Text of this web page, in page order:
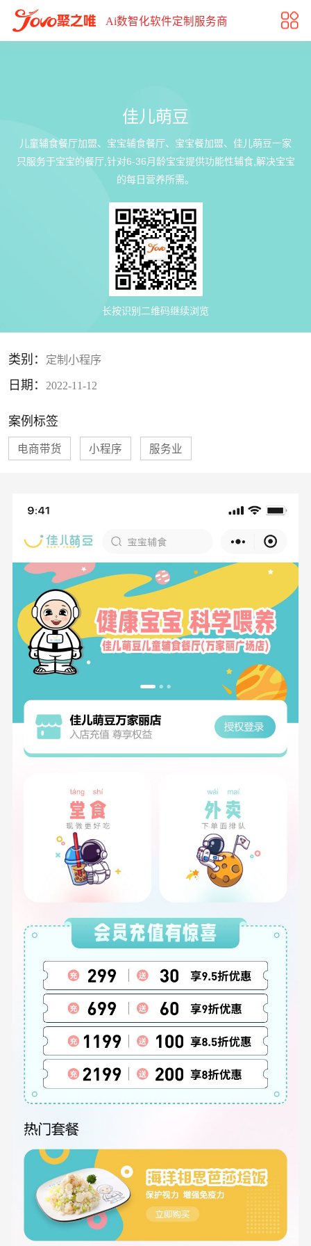
佳儿萌豆
Ai数智化软件定制服务商
佳儿萌豆
儿童辅食餐厅加盟、宝宝辅食餐厅、宝宝餐加盟、佳儿萌豆一家
只服务于宝宝的餐厅,针对6-36月龄宝宝提供功能性辅食,解决宝宝
的每日营养所需。
长按识别二维码继续浏览
类别： 定制小程序
日期： 2022-11-12
案例标签
电商带货 小程序 服务业